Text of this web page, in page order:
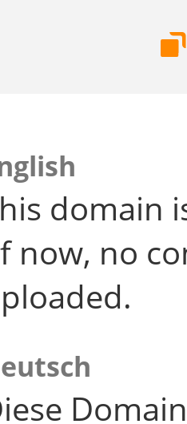
domain
now, no